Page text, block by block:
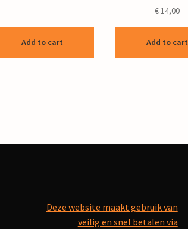
Add to cart
€14,00
Add to cart
Deze website maakt gebruik van
veilig en snel betalen via